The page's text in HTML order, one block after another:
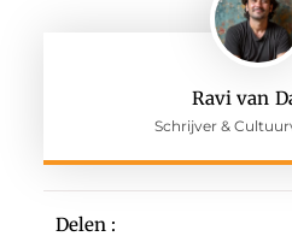
Ravi van
Schrijver &
Delen :